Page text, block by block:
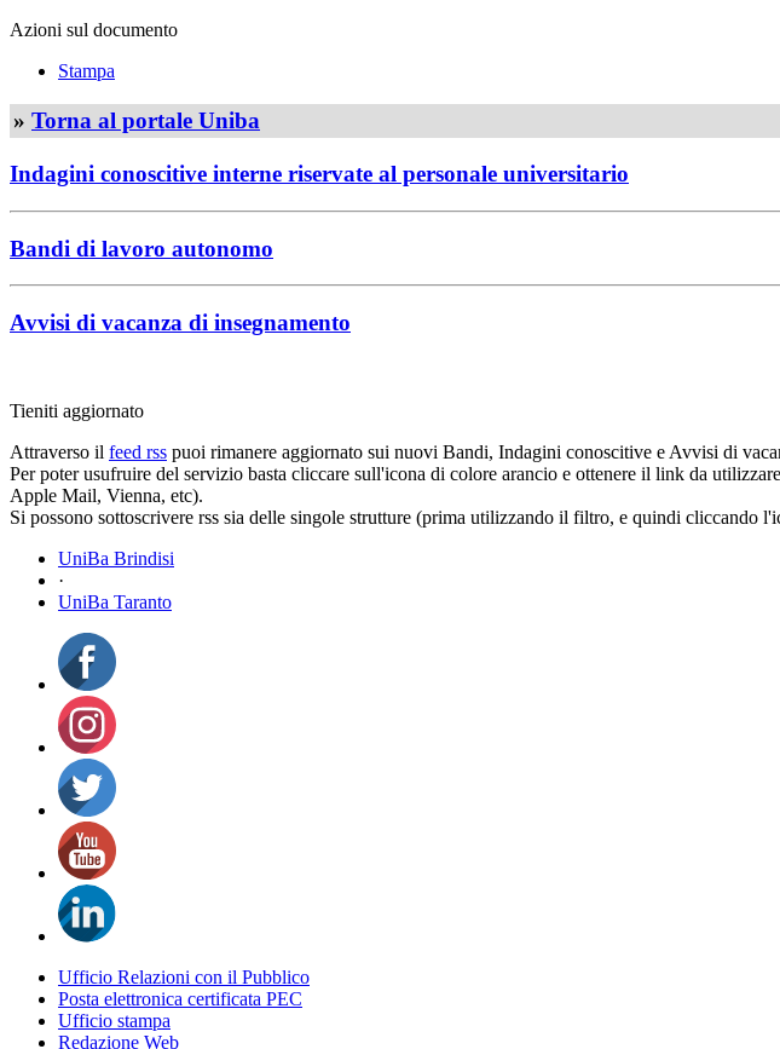
Azioni sul documento
Stampa
» Torna al portale Uniba
Indagini conoscitive interne riservate al personale universitario
Bandi di lavoro autonomo
Avvisi di vacanza di insegnamento
Tieniti aggiornato
Attraverso il feed rss puoi rimanere aggiornato sui nuovi Bandi, Indagini conoscitive e Avvisi di
Per poter usufruire del servizio basta cliccare sull'icona di colore arancio e ottenere il link da
Apple Mail, Vienna, etc).
Si possono sottoscrivere rss sia delle singole strutture (prima utilizzando il filtro, e quindi cliccando
UniBa Brindisi
·
UniBa Taranto
Ufficio Relazioni con il Pubblico
Posta elettronica certificata PEC
Ufficio stampa
Redazione Web